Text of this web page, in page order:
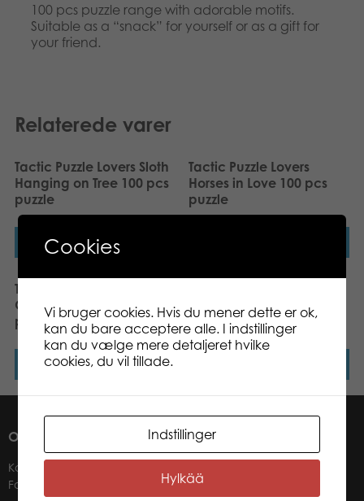
Polski
100 pcs puzzle range with adorable motifs.
Suitable as a “snack” for yourself or as a gift for
your friend.
Relaterede varer
Tactic Puzzle Lovers Sloth
Hanging on Tree 100 pcs
puzzle
Læs mere
Tactic Puzzle Lovers
Horses in Love 100 pcs
puzzle
Tactic Puzzle Lovers
Group of Cute Dogs 100
pcs puzzle
Læs mere
Kitten and Sleepy Dog
100 pcs puzzle
OM OS
Kontakter
Forhandlere
Cookies
Vi bruger cookies. Hvis du mener dette er ok,
kan du bare acceptere alle. I indstillinger
kan du vælge mere detaljeret hvilke
cookies, du vil tillade.
Indstillinger
Hylkää